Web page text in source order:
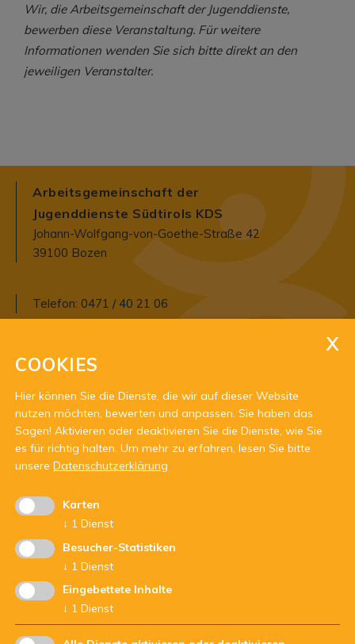
Wir, die Arbeitsgemeinschaft der Jugenddienste,
bewerben diese Veranstaltung. Für weitere
Informationen wenden Sie sich bitte direkt an den
jeweiligen Veranstalter.
Arbeitsgemeinschaft der
Jugenddienste Südtirols KDS
Johann-Wolfgang-von-Goethe-Straße 42
39100 Bozen
Telefon: 0471 / 40 21 06
Pec:agjd@pec.jugenddienst.it
Mit Unterstützung von:
COOKIES
Hier können Sie die Dienste, die wir auf dieser Website
nutzen möchten, bewerten und anpassen. Sie haben das
Sagen! Aktivieren oder deaktivieren Sie die Dienste, wie Sie
es für richtig halten. Um mehr zu erfahren, lesen Sie bitte
unsere Datenschutzerklärung
Karten
↓ 1 Dienst
Besucher-Statistiken
↓ 1 Dienst
Eingebettete Inhalte
↓ 1 Dienst